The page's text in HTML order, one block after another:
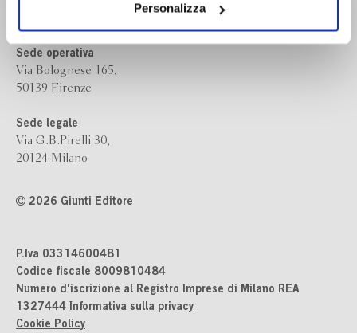
il tuo consenso alla profilazione che potrai revocare in
ogni momentoRevoca
Personalizza
Sede operativa
Via Bolognese 165,
50139 Firenze
Sede legale
Via G.B.Pirelli 30,
20124 Milano
2026 Giunti Editore
P.Iva 03314600481
Codice fiscale 8009810484
Numero d'iscrizione al Registro Imprese di Milano REA
1327444 Informativa sulla privacy
Cookie Policy